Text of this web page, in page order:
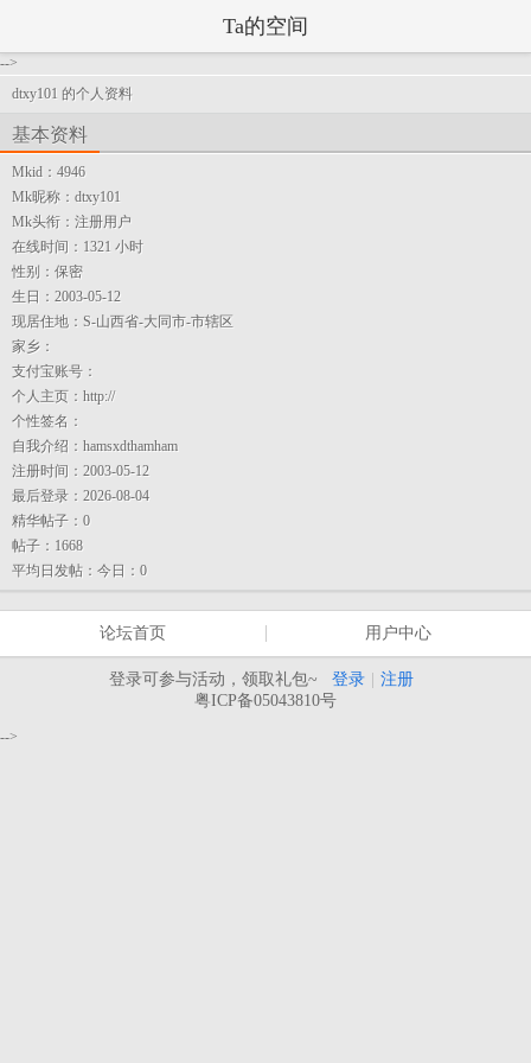
Ta的空间
-->
dtxy101 的个人资料
基本资料
Mkid： 4946
Mk昵称： dtxy101
Mk头衔： 注册用户
在线时间： 1321 小时
性别： 保密
生日： 2003-05-12
现居住地： S-山西省-大同市-市辖区
家乡：
支付宝账号：
个人主页： http://
个性签名：
自我介绍： hamsxdthamham
注册时间： 2003-05-12
最后登录： 2026-08-04
精华帖子： 0
帖子： 1668
平均日发帖： 今日：0
论坛首页 用户中心
登录可参与活动，领取礼包~ 登录
注册
粤ICP备05043810号
-->